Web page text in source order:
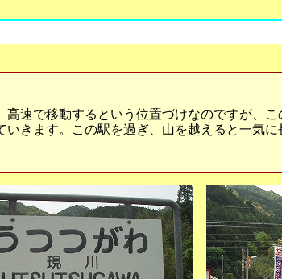
速で移動するという位置づけなのですが、
きます。この駅を過ぎ、山を越えると一気に